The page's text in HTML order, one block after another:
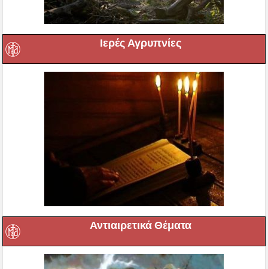
Ιερές Αγρυπνίες
Αντιαιρετικά Θέματα